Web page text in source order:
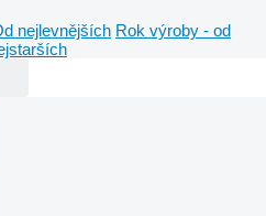
nejlevnějších Rok výroby - od